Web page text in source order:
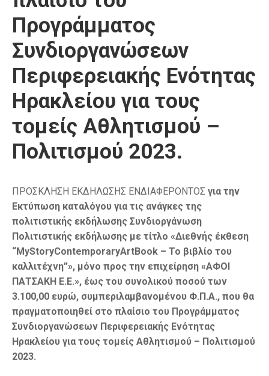
Προγράμματος
Συνδιοργανώσεων
Περιφερειακής Ενότητας
Ηρακλείου για τους
τομείς Αθλητισμού –
Πολιτισμού 2023.
ΠΡΟΣΚΛΗΣΗ ΕΚΔΗΛΩΣΗΣ ΕΝΔΙΑΦΕΡΟΝΤΟΣ για την
Εκτύπωση καταλόγου για τις ανάγκες της
πολιτιστικής εκδήλωσης Συνδιοργάνωση
Πολιτιστικής εκδήλωσης με τίτλο «Διεθνής έκθεση
“MyStoryContemporaryArtBook – To βιβλίο του
καλλιτέχνη”», μόνο προς την επιχείρηση «ΑΦΟΙ
ΠΑΤΣΑΚΗ Ε.Ε.», έως του συνολικού ποσού των
3.100,00 ευρώ, συμπεριλαμβανομένου Φ.Π.Α., που θα
πραγματοποιηθεί στο πλαίσιο του Προγράμματος
Συνδιοργανώσεων Περιφερειακής Ενότητας
Ηρακλείου για τους τομείς Αθλητισμού – Πολιτισμού
2023.